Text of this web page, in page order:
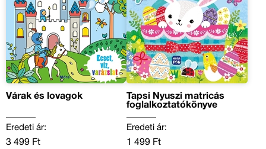
Várak és lovagok
Eredeti ár:
3 499 Ft
Tapsi Nyuszi matricás
foglalkoztatókönyve
Eredeti ár:
1 499 Ft